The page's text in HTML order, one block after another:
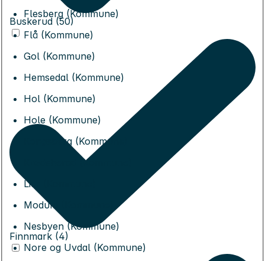
Flesberg (Kommune)
Flå (Kommune)
Gol (Kommune)
Hemsedal (Kommune)
Hol (Kommune)
Hole (Kommune)
Kongsberg (Kommune)
Krødsherad (Kommune)
Lier (Kommune)
Modum (Kommune)
Nesbyen (Kommune)
Nore og Uvdal (Kommune)
Buskerud (50)
Finnmark (4)